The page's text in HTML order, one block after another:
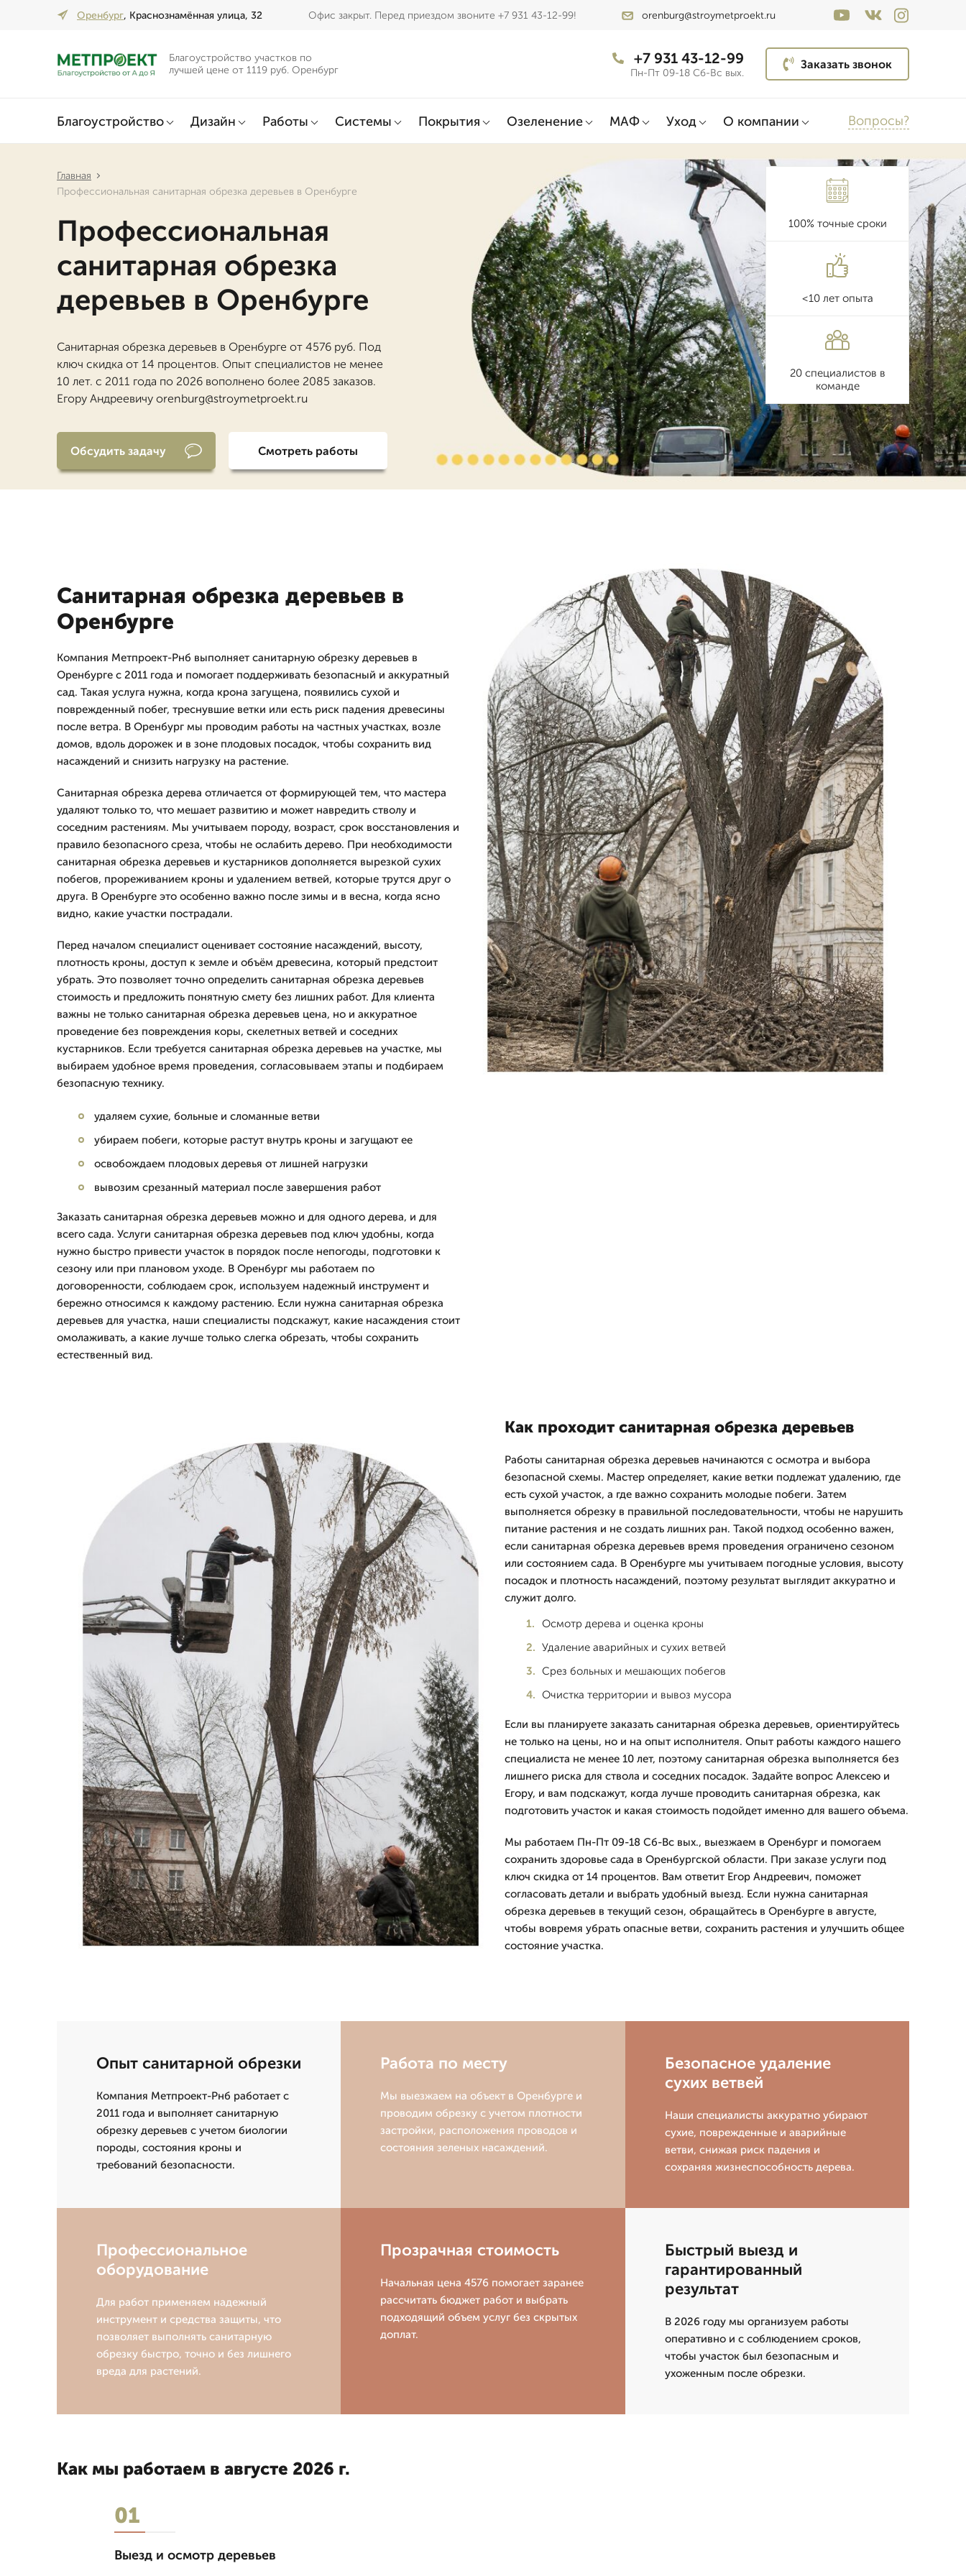
Оренбург, Краснознамённая улица, 32 Офис закрыт. Перед приездом звоните +7 931 43-12-99! orenburg@stroymetproekt.ru
Благоустройство участков по
лучшей цене от 1119 руб. Оренбург
+7 931 43-12-99
Пн-Пт 09-18 Сб-Вс вых.
Заказать звонок
Благоустройство Дизайн Работы Системы Покрытия Озеленение МАФ Уход О компании Вопросы?
Главная
Профессиональная санитарная обрезка деревьев в Оренбурге
Профессиональная
санитарная обрезка
деревьев в Оренбурге
Санитарная обрезка деревьев в Оренбурге от 4576 руб. Под
ключ скидка от 14 процентов. Опыт специалистов не менее
10 лет. с 2011 года по 2026 вополнено более 2085 заказов.
Егору Андреевичу orenburg@stroymetproekt.ru
Обсудить задачу Смотреть работы
100% точные сроки
<10 лет опыта
20 специалистов в
команде
Санитарная обрезка деревьев в
Оренбурге
Компания Метпроект-Рнб выполняет санитарную обрезку деревьев в
Оренбурге с 2011 года и помогает поддерживать безопасный и аккуратный
сад. Такая услуга нужна, когда крона загущена, появились сухой и
поврежденный побег, треснувшие ветки или есть риск падения древесины
после ветра. В Оренбург мы проводим работы на частных участках, возле
домов, вдоль дорожек и в зоне плодовых посадок, чтобы сохранить вид
насаждений и снизить нагрузку на растение.
Санитарная обрезка дерева отличается от формирующей тем, что мастера
удаляют только то, что мешает развитию и может навредить стволу и
соседним растениям. Мы учитываем породу, возраст, срок восстановления и
правило безопасного среза, чтобы не ослабить дерево. При необходимости
санитарная обрезка деревьев и кустарников дополняется вырезкой сухих
побегов, прореживанием кроны и удалением ветвей, которые трутся друг о
друга. В Оренбурге это особенно важно после зимы и в весна, когда ясно
видно, какие участки пострадали.
Перед началом специалист оценивает состояние насаждений, высоту,
плотность кроны, доступ к земле и объём древесина, который предстоит
убрать. Это позволяет точно определить санитарная обрезка деревьев
стоимость и предложить понятную смету без лишних работ. Для клиента
важны не только санитарная обрезка деревьев цена, но и аккуратное
проведение без повреждения коры, скелетных ветвей и соседних
кустарников. Если требуется санитарная обрезка деревьев на участке, мы
выбираем удобное время проведения, согласовываем этапы и подбираем
безопасную технику.
удаляем сухие, больные и сломанные ветви
убираем побеги, которые растут внутрь кроны и загущают ее
освобождаем плодовых деревья от лишней нагрузки
вывозим срезанный материал после завершения работ
Заказать санитарная обрезка деревьев можно и для одного дерева, и для
всего сада. Услуги санитарная обрезка деревьев под ключ удобны, когда
нужно быстро привести участок в порядок после непогоды, подготовки к
сезону или при плановом уходе. В Оренбург мы работаем по
договоренности, соблюдаем срок, используем надежный инструмент и
бережно относимся к каждому растению. Если нужна санитарная обрезка
деревьев для участка, наши специалисты подскажут, какие насаждения стоит
омолаживать, а какие лучше только слегка обрезать, чтобы сохранить
естественный вид.
Как проходит санитарная обрезка деревьев
Работы санитарная обрезка деревьев начинаются с осмотра и выбора
безопасной схемы. Мастер определяет, какие ветки подлежат удалению, где
есть сухой участок, а где важно сохранить молодые побеги. Затем
выполняется обрезку в правильной последовательности, чтобы не нарушить
питание растения и не создать лишних ран. Такой подход особенно важен,
если санитарная обрезка деревьев время проведения ограничено сезоном
или состоянием сада. В Оренбурге мы учитываем погодные условия, высоту
посадок и плотность насаждений, поэтому результат выглядит аккуратно и
служит долго.
Осмотр дерева и оценка кроны
Удаление аварийных и сухих ветвей
Срез больных и мешающих побегов
Очистка территории и вывоз мусора
Если вы планируете заказать санитарная обрезка деревьев, ориентируйтесь
не только на цены, но и на опыт исполнителя. Опыт работы каждого нашего
специалиста не менее 10 лет, поэтому санитарная обрезка выполняется без
лишнего риска для ствола и соседних посадок. Задайте вопрос Алексею и
Егору, и вам подскажут, когда лучше проводить санитарная обрезка, как
подготовить участок и какая стоимость подойдет именно для вашего объема.
Мы работаем Пн-Пт 09-18 Сб-Вс вых., выезжаем в Оренбург и помогаем
сохранить здоровье сада в Оренбургской области. При заказе услуги под
ключ скидка от 14 процентов. Вам ответит Егор Андреевич, поможет
согласовать детали и выбрать удобный выезд. Если нужна санитарная
обрезка деревьев в текущий сезон, обращайтесь в Оренбурге в августе,
чтобы вовремя убрать опасные ветви, сохранить растения и улучшить общее
состояние участка.
Опыт санитарной обрезки
Компания Метпроект-Рнб работает с
2011 года и выполняет санитарную
обрезку деревьев с учетом биологии
породы, состояния кроны и
требований безопасности.
Работа по месту
Мы выезжаем на объект в Оренбурге и
проводим обрезку с учетом плотности
застройки, расположения проводов и
состояния зеленых насаждений.
Безопасное удаление
сухих ветвей
Наши специалисты аккуратно убирают
сухие, поврежденные и аварийные
ветви, снижая риск падения и
сохраняя жизнеспособность дерева.
Профессиональное
оборудование
Для работ применяем надежный
инструмент и средства защиты, что
позволяет выполнять санитарную
обрезку быстро, точно и без лишнего
вреда для растений.
Прозрачная стоимость
Начальная цена 4576 помогает заранее
рассчитать бюджет работ и выбрать
подходящий объем услуг без скрытых
доплат.
Быстрый выезд и
гарантированный
результат
В 2026 году мы организуем работы
оперативно и с соблюдением сроков,
чтобы участок был безопасным и
ухоженным после обрезки.
Как мы работаем в августе 2026 г.
01
Выезд и осмотр деревьев